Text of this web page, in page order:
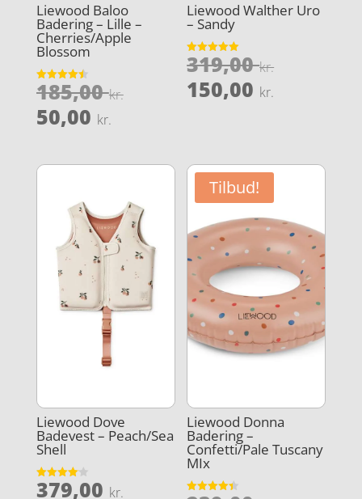
Liewood Baloo
Badering – Lille –
Cherries/Apple
Blossom
Vurderet
4.5
185,00kr.Den
185,00 kr..
50,00 kr.
pris
50,00 kr..
Liewood Walther Uro
– Sandy
Vurderet
5
319,00kr.Den
150,00 kr.
150,00
Liewood Dove
Badevest – Peach/Sea
Shell
Vurderet
4.1
379,00 kr.
Tilbud!
Liewood Donna
Badering –
Confetti/Pale Tuscany
MIx